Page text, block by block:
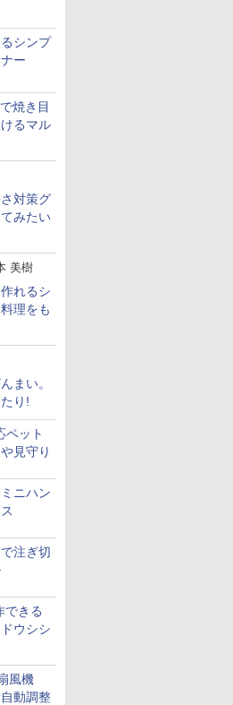
シンプ
ー
焼き目
るマル
対策グ
みたい
美樹
れるシ
理をも
まい。
り!
ペット
見守り
ニハン
注ぎ切
できる
ウシシ
風機
動調整